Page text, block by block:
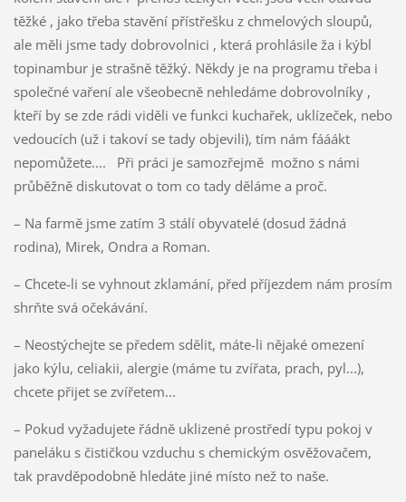
těžké , jako třeba stavění přístřešku z chmelových sloupů,
ale měli jsme tady dobrovolnici , která prohlásile ža i kýbl
topinambur je strašně těžký. Někdy je na programu třeba i
společné vaření ale všeobecně nehledáme dobrovolníky ,
kteří by se zde rádi viděli ve funkci kuchařek, uklízeček, nebo
vedoucích (už i takoví se tady objevili), tím nám fááákt
nepomůžete.... Při práci je samozřejmě možno s námi
průběžně diskutovat o tom co tady děláme a proč.
– Na farmě jsme zatím 3 stálí obyvatelé (dosud žádná
rodina), Mirek, Ondra a Roman.
– Chcete-li se vyhnout zklamání, před příjezdem nám prosím
shrňte svá očekávání.
– Neostýchejte se předem sdělit, máte-li nějaké omezení
jako kýlu, celiakii, alergie (máme tu zvířata, prach, pyl...),
chcete přijet se zvířetem...
– Pokud vyžadujete řádně uklizené prostředí typu pokoj v
paneláku s čističkou vzduchu s chemickým osvěžovačem,
tak pravděpodobně hledáte jiné místo než to naše.